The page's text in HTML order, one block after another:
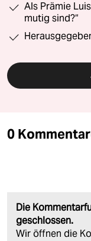
Als Prämie
mutig sind?“
0
Die
geschlossen.
Wir öffnen die